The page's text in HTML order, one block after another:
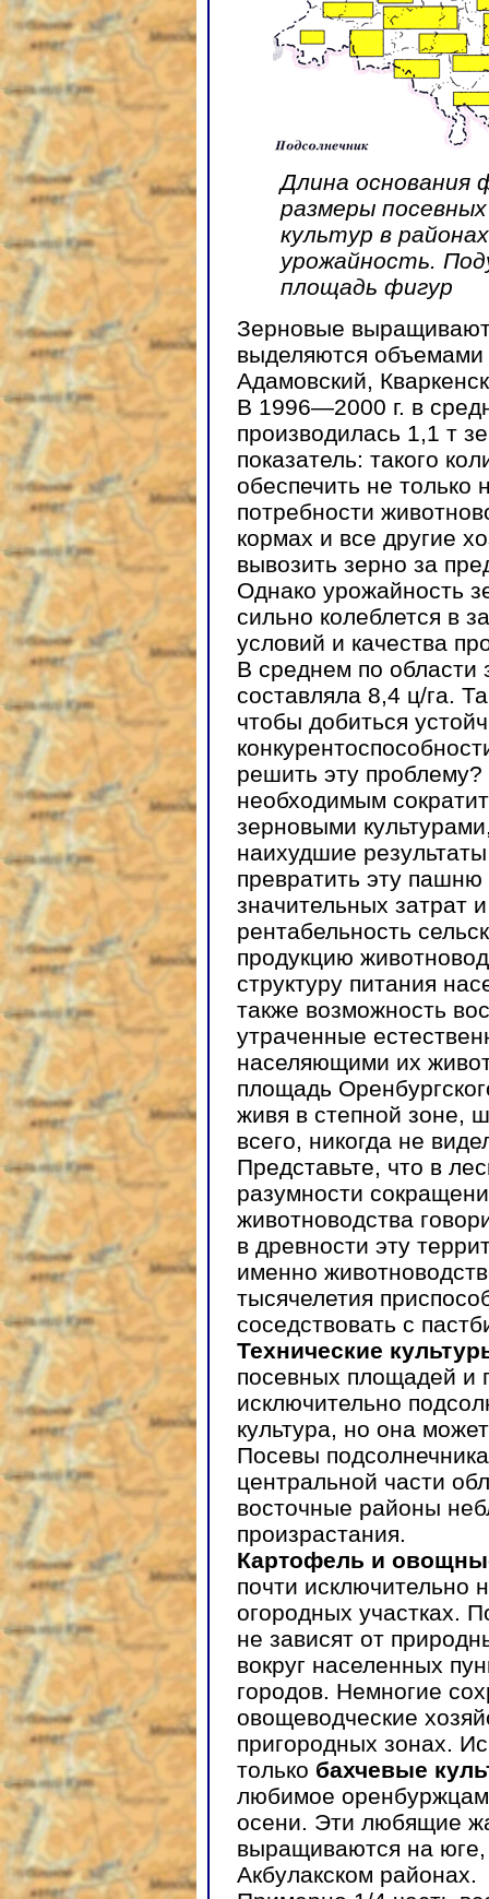
Длина основания
размеры
культур в
урожайность.
площадь фигур
Зерновые
выделяются объемами
Адамовский,
В 1996—2000 г. в
производилась 1,1 т
показатель: такого
обеспечить не только
потребности
кормах и все другие
вывозить зерно за
Однако урожайность
сильно колеблется в
условий и качества
В среднем по области
составляла 8,4 ц/га.
чтобы добиться
решить эту
необходимым
зерновыми
наихудшие
превратить эту
значительных затрат
рентабельность
продукцию
структуру питания
также возможность
утраченные
населяющими их
площадь
живя в степной зоне,
всего, никогда не
Представьте, что в
разумности
животноводства
в древности эту
именно
тысячелетия
соседствовать с
Технические
посевных площадей и
исключительно
культура, но она
Посевы
центральной части
восточные районы
произрастания.
Картофель и
почти исключительно
огородных участках.
не зависят от
вокруг населенных
городов. Немногие
овощеводческие
пригородных зонах.
только бахчевые
любимое
осени. Эти любящие
выращиваются на
Акбулакском районах.